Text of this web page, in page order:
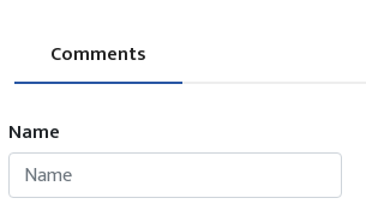
Comments
Name